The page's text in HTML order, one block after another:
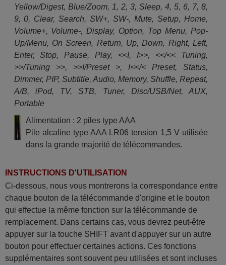
Yellow/Digest, Blue/Zoom, 1, 2, 3, Sleep, 4, 5, 6, 7, 8,
9, 0, Clear, Search, SW+, SW-, Mute, Setup, Home,
Volume+, Volume-, Display, Option, Top Menu, Pop-
Up/Menu, On Screen, Return, Up, Down, Right, Left,
Enter, Stop, Pause, Play, <<I, I>>, <</<< Tuning,
>>/Tuning >>, >>I/Preset >, I<</< Preset, Status,
Dimmer, PIP, Subtitle, Audio, Memory, Shuffle, Repeat,
A/B, iPod, TV, STB, Tuner, Disc/USB/Net, AUX,
Portable
Alimentation : 2 piles type AAA
Pile alcaline type AAA LR06 tension 1,5 V utilisée
dans la grande majorité de télécommandes.
INSTRUCTIONS D'UTILISATION
Ci-dessous, nous vous montrerons la correspondance entre
chaque bouton de la télécommande d'origine et le bouton
qui effectue la même fonction sur la télécommande de
remplacement. Dans certains cas, vous devrez peut-être
appuyer sur la touche SHIFT avant d'appuyer sur un autre
bouton pour effectuer certaines actions. Ces fonctions
supplémentaires sont souvent peu utilisées et sont incluses